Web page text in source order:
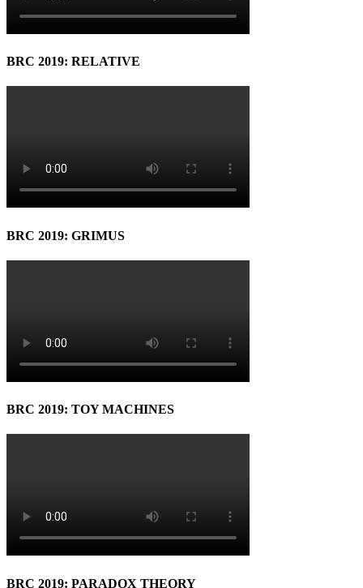
BRC 2019: RELATIVE
BRC 2019: GRIMUS
BRC 2019: TOY MACHINES
BRC 2019: PARADOX THEORY